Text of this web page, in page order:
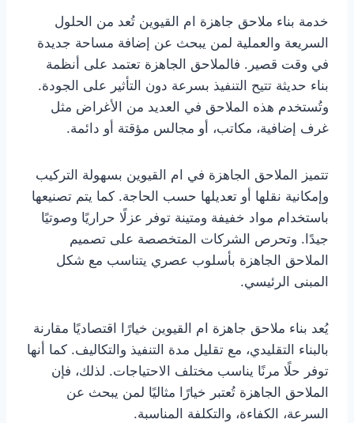
خدمة بناء ملاحق جاهزة ام القيوين تُعد من الحلول
السريعة والعملية لمن يبحث عن إضافة مساحة جديدة
في وقت قصير. فالملاحق الجاهزة تعتمد على أنظمة
بناء حديثة تتيح التنفيذ بسرعة دون التأثير على الجودة.
وتُستخدم هذه الملاحق في العديد من الأغراض مثل
غرف إضافية، مكاتب، أو مجالس مؤقتة أو دائمة.
تتميز الملاحق الجاهزة في ام القيوين بسهولة التركيب
وإمكانية نقلها أو تعديلها حسب الحاجة. كما يتم تصنيعها
باستخدام مواد خفيفة ومتينة توفر عزلًا حراريًا وصوتيًا
جيدًا. وتحرص الشركات المتخصصة على تصميم
الملاحق الجاهزة بأسلوب عصري يتناسب مع شكل
المبنى الرئيسي.
يُعد بناء ملاحق جاهزة ام القيوين خيارًا اقتصاديًا مقارنة
بالبناء التقليدي، مع تقليل مدة التنفيذ والتكاليف. كما أنها
توفر حلًا مرنًا يناسب مختلف الاحتياجات. لذلك، فإن
الملاحق الجاهزة تُعتبر خيارًا مثاليًا لمن يبحث عن
السرعة، الكفاءة، والتكلفة المناسبة.